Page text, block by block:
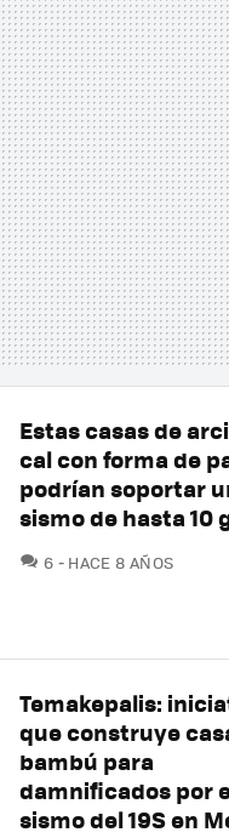
Estas casas de
cal con forma de
podrían soportar
sismo de hasta 10
6 COMENTARIOS
HACE 8 AÑOS
Temakepalis:
que construye
bambú para
damnificados por
sismo del 19S en